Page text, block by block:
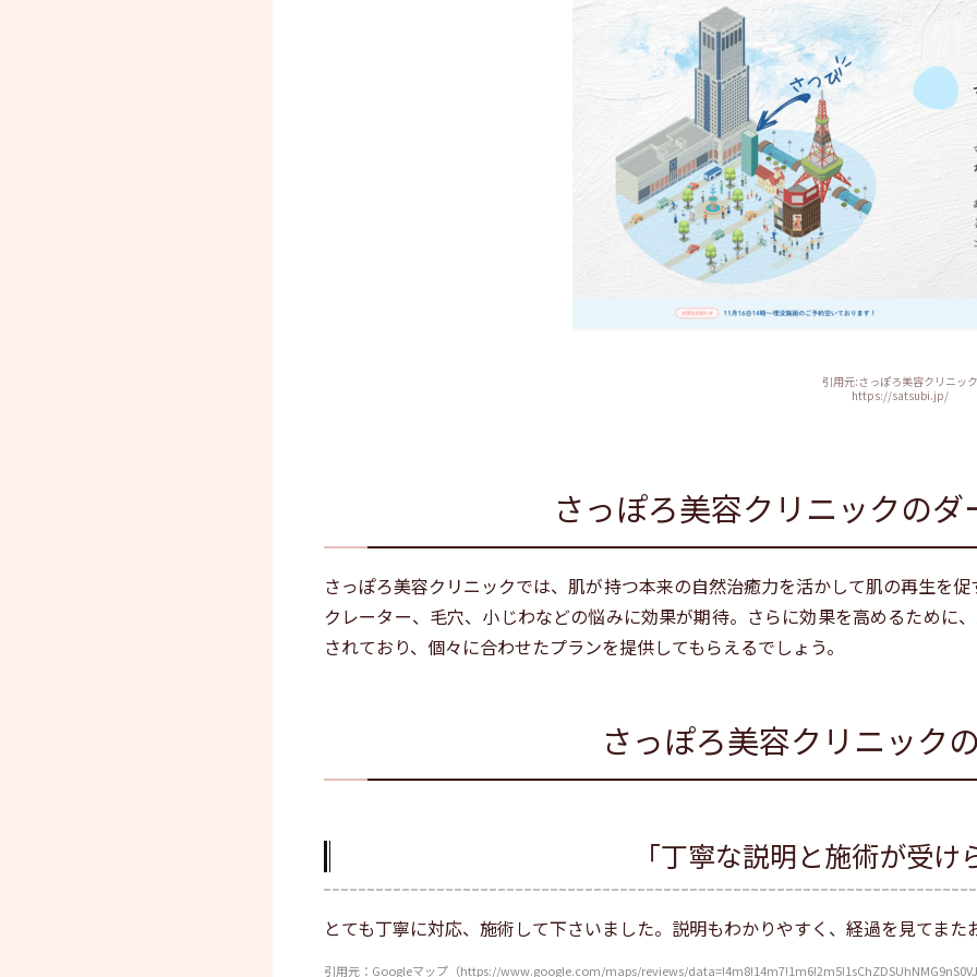
引用元:さっぽろ美容クリニック
https://satsubi.jp/
さっぽろ美容クリニックの
さっぽろ美容クリニックでは、肌が持つ本来の自然治癒力を活かして肌の再生を促
クレーター、毛穴、小じわなどの悩みに効果が期待。さらに効果を高めるために
されており、個々に合わせたプランを提供してもらえるでしょう。
さっぽろ美容クリニック
「丁寧な説明と施術が受け
とても丁寧に対応、施術して下さいました。説明もわかりやすく、経過を見てまた
引用元：Googleマップ（https://www.google.com/maps/reviews/